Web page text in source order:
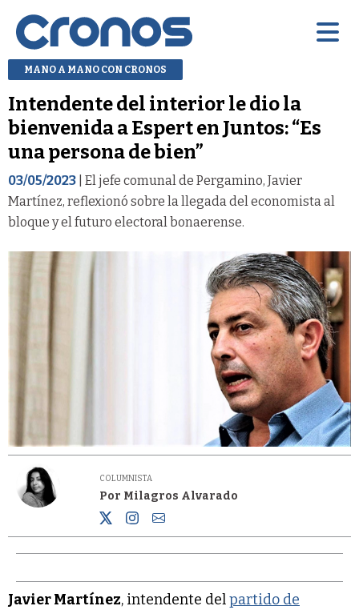
MANO A MANO CON CRONOS
Intendente del interior le dio la
bienvenida a Espert en Juntos: “Es
una persona de bien”
03/05/2023 | El jefe comunal de Pergamino, Javier
Martínez, reflexionó sobre la llegada del economista al
bloque y el futuro electoral bonaerense.
COLUMNISTA
Por Milagros Alvarado
Javier Martínez, intendente delpartido de